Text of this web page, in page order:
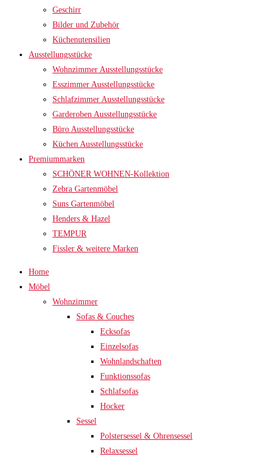
Geschirr
Bilder und Zubehör
Küchenutensilien
Ausstellungsstücke
Wohnzimmer Ausstellungsstücke
Esszimmer Ausstellungsstücke
Schlafzimmer Ausstellungsstücke
Garderoben Ausstellungsstücke
Büro Ausstellungsstücke
Küchen Ausstellungsstücke
Premiummarken
SCHÖNER WOHNEN-Kollektion
Zebra Gartenmöbel
Suns Gartenmöbel
Henders & Hazel
TEMPUR
Fissler & weitere Marken
Home
Möbel
Wohnzimmer
Sofas & Couches
Ecksofas
Einzelsofas
Wohnlandschaften
Funktionssofas
Schlafsofas
Hocker
Sessel
Polstersessel & Ohrensessel
Relaxsessel